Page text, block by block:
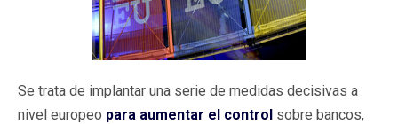
Se trata de implantar una serie de medidas decisivas a
nivel europeo para aumentar el control sobre bancos,